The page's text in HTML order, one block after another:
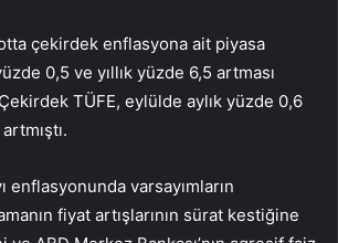
çekirdek enflasyona ait piyasa
0,5 ve yıllık yüzde 6,5 artması
TÜFE, eylülde aylık yüzde 0,6
enflasyonunda varsayımların
fiyat artışlarının sürat kestiğine